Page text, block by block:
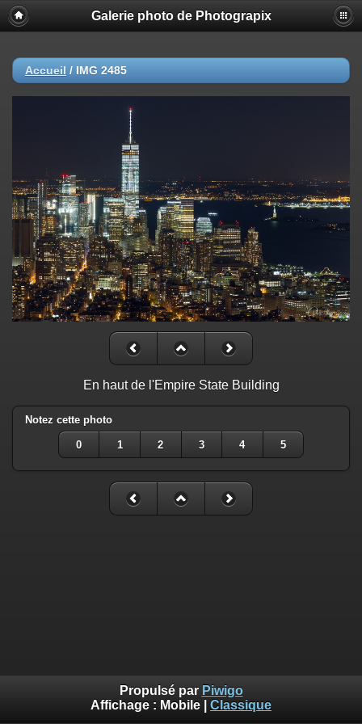
Galerie photo de Photograpix
Accueil / IMG 2485
En haut de l'Empire State Building
Notez cette photo
0 1 2 3 4 5
Propulsé par Piwigo
Affichage : Mobile Classique